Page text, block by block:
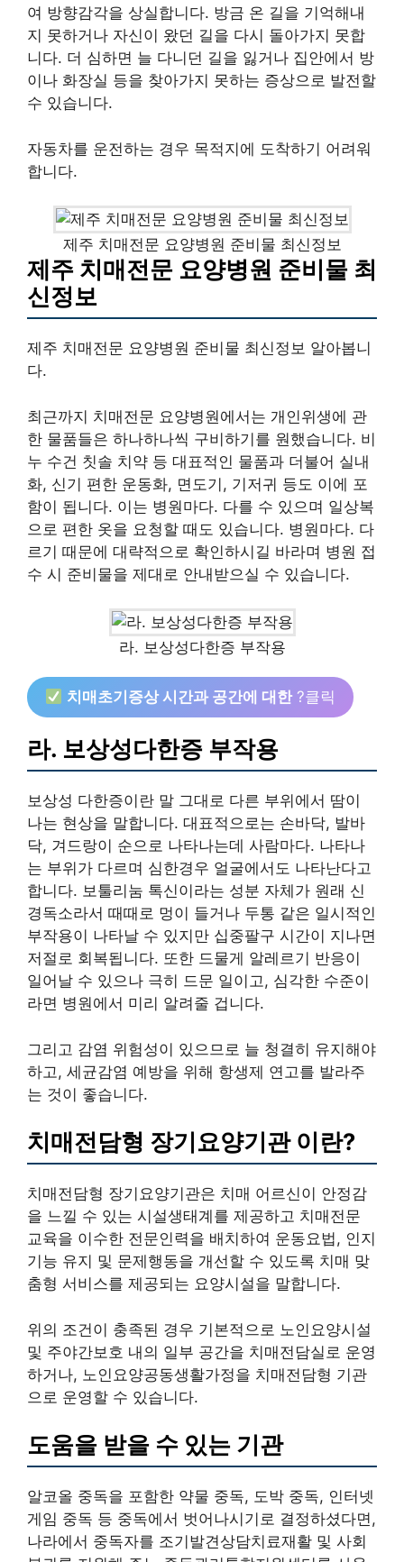
여 방향감각을 상실합니다. 방금 온 길을 기억해내
지 못하거나 자신이 왔던 길을 다시 돌아가지 못합
니다. 더 심하면 늘 다니던 길을 잃거나 집안에서 방
이나 화장실 등을 찾아가지 못하는 증상으로 발전할
수 있습니다.
자동차를 운전하는 경우 목적지에 도착하기 어려워
합니다.
제주 치매전문 요양병원 준비물 최신정보
제주 치매전문 요양병원 준비물 최
신정보
제주 치매전문 요양병원 준비물 최신정보 알아봅니
다.
최근까지 치매전문 요양병원에서는 개인위생에 관
한 물품들은 하나하나씩 구비하기를 원했습니다. 비
누 수건 칫솔 치약 등 대표적인 물품과 더불어 실내
화, 신기 편한 운동화, 면도기, 기저귀 등도 이에 포
함이 됩니다. 이는 병원마다. 다를 수 있으며 일상복
으로 편한 옷을 요청할 때도 있습니다. 병원마다. 다
르기 때문에 대략적으로 확인하시길 바라며 병원 접
수 시 준비물을 제대로 안내받으실 수 있습니다.
라. 보상성다한증 부작용
치매초기증상 시간과 공간에 대한?클릭
라. 보상성다한증 부작용
보상성 다한증이란 말 그대로 다른 부위에서 땀이
나는 현상을 말합니다. 대표적으로는 손바닥, 발바
닥, 겨드랑이 순으로 나타나는데 사람마다. 나타나
는 부위가 다르며 심한경우 얼굴에서도 나타난다고
합니다. 보툴리눔 톡신이라는 성분 자체가 원래 신
경독소라서 때때로 멍이 들거나 두통 같은 일시적인
부작용이 나타날 수 있지만 십중팔구 시간이 지나면
저절로 회복됩니다. 또한 드물게 알레르기 반응이
일어날 수 있으나 극히 드문 일이고, 심각한 수준이
라면 병원에서 미리 알려줄 겁니다.
그리고 감염 위험성이 있으므로 늘 청결히 유지해야
하고, 세균감염 예방을 위해 항생제 연고를 발라주
는 것이 좋습니다.
치매전담형 장기요양기관 이란?
치매전담형 장기요양기관은 치매 어르신이 안정감
을 느낄 수 있는 시설생태계를 제공하고 치매전문
교육을 이수한 전문인력을 배치하여 운동요법, 인지
기능 유지 및 문제행동을 개선할 수 있도록 치매 맞
춤형 서비스를 제공되는 요양시설을 말합니다.
위의 조건이 충족된 경우 기본적으로 노인요양시설
및 주야간보호 내의 일부 공간을 치매전담실로 운영
하거나, 노인요양공동생활가정을 치매전담형 기관
으로 운영할 수 있습니다.
도움을 받을 수 있는 기관
알코올 중독을 포함한 약물 중독, 도박 중독, 인터넷
게임 중독 등 중독에서 벗어나시기로 결정하셨다면,
나라에서 중독자를 조기발견상담치료재활 및 사회